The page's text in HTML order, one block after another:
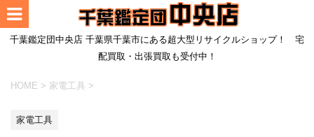
千葉鑑定団中央店 千葉県千葉市にある超大型リサイクルショップ！ 宅
配買取・出張買取も受付中！
HOME > 家電工具 >
家電工具